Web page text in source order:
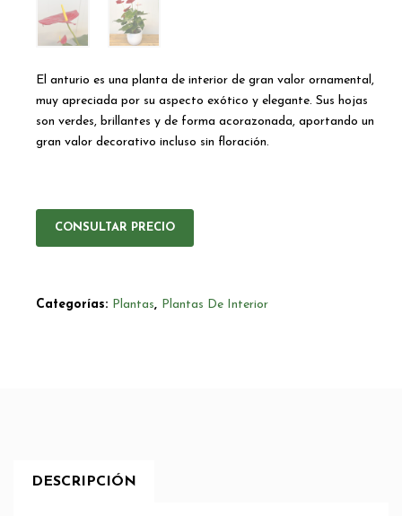
El anturio es una planta de interior de gran valor ornamental,
muy apreciada por su aspecto exótico y elegante. Sus hojas
son verdes, brillantes y de forma acorazonada, aportando un
gran valor decorativo incluso sin floración.
CONSULTAR PRECIO
Categorías: Plantas, Plantas De Interior
DESCRIPCIÓN